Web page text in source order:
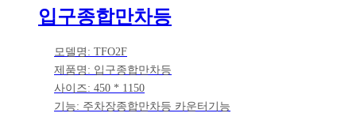
입구종합만차등
모델명: TFO2F
제품명: 입구종합만차등
사이즈: 450 * 1150
기능: 주차장종합만차등 카운터기능